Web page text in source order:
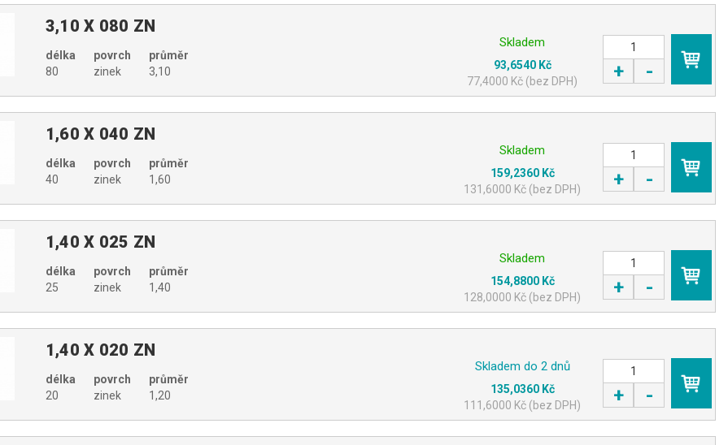
3,10 X 080 ZN
délka
80
povrch
zinek
průměr
3,10
Skladem
93,6540 Kč
77,4000 Kč (bez DPH)
+ - KOUPIT
1,60 X 040 ZN
délka
40
povrch
zinek
průměr
1,60
Skladem
159,2360 Kč
131,6000 Kč (bez DPH)
+ - KOUPIT
1,40 X 025 ZN
délka
25
povrch
zinek
průměr
1,40
Skladem
154,8800 Kč
128,0000 Kč (bez DPH)
+ - KOUPIT
1,40 X 020 ZN
délka
20
povrch
zinek
průměr
1,20
Skladem do 2 dnů
135,0360 Kč
111,6000 Kč (bez DPH)
+ - KOUPIT